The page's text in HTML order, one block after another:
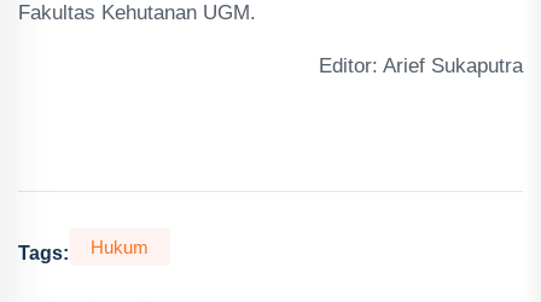
Fakultas Kehutanan UGM.
Editor: Arief Sukaputra
Tags: Hukum